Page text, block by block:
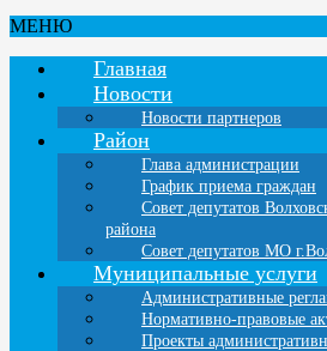
МЕНЮ
Главная
Новости
Новости партнеров
Район
Глава администрации
График приема граждан
Совет депутатов
района
Совет депутатов МО
Муниципальные услуги
Административные
Нормативно-правовые
Проекты